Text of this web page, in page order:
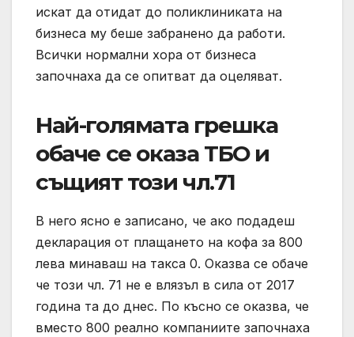
искат да отидат до поликлиниката на
бизнеса му беше забранено да работи.
Всички нормални хора от бизнеса
започнаха да се опитват да оцеляват.
Най-голямата грешка
обаче се оказа ТБО и
същият този чл.71
В него ясно е записано, че ако подадеш
декларация от плащането на кофа за 800
лева минаваш на такса 0. Оказва се обаче
че този чл. 71 не е влязъл в сила от 2017
година та до днес. По късно се оказва, че
вместо 800 реално компаниите започнаха